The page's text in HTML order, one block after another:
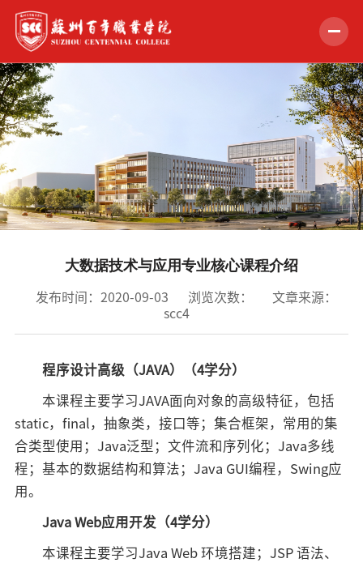
首页
组织机构
教学科研
人才招聘
我的门户 En 旧版
大数据技术与应用专业核心课程介绍
发布时间：2020-09-03 浏览次数：
文章来源：
scc4
程序设计高级（JAVA）（4学分）
本课程主要学习JAVA面向对象的高级特征，包括
static，final，抽象类，接口等；集合框架，常用的集
合类型使用；Java泛型；文件流和序列化；Java多线
程；基本的数据结构和算法；Java GUI编程，Swing应
用。
Java Web应用开发（4学分）
本课程主要学习Java Web 环境搭建；JSP 语法、